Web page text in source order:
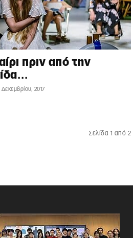
πριν από την
Δεκεμβρίου, 2017
Σελίδα 1 από 2